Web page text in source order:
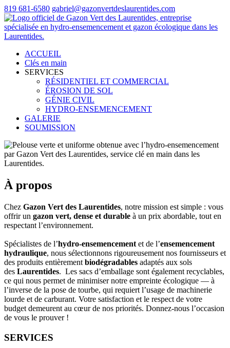
819 681-6580 gabriel@gazonvertdeslaurentides.com
ACCUEIL
Clés en main
SERVICES
RÉSIDENTIEL ET COMMERCIAL
ÉROSION DE SOL
GÉNIE CIVIL
HYDRO-ENSEMENCEMENT
GALERIE
SOUMISSION
À propos
Chez Gazon Vert des Laurentides, notre mission est simple : vous
offrir un gazon vert, dense et durable à un prix abordable, tout en
respectant l’environnement.
Spécialistes de l’hydro-ensemencement et de l’ensemencement
hydraulique, nous sélectionnons rigoureusement nos fournisseurs et
des produits entièrement biodégradables adaptés aux sols
des Laurentides. Les sacs d’emballage sont également recyclables,
ce qui nous permet de minimiser notre empreinte écologique — à
l’inverse de la pose de tourbe, qui requiert l’usage de machinerie
lourde et de carburant. Votre satisfaction et le respect de votre
budget demeurent au cœur de nos priorités. Donnez-nous l’occasion
de vous le prouver !
SERVICES